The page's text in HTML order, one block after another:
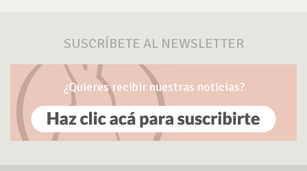
SUSCRÍBETE AL NEWSLETTER
¿Quieres recibir nuestras noticias?